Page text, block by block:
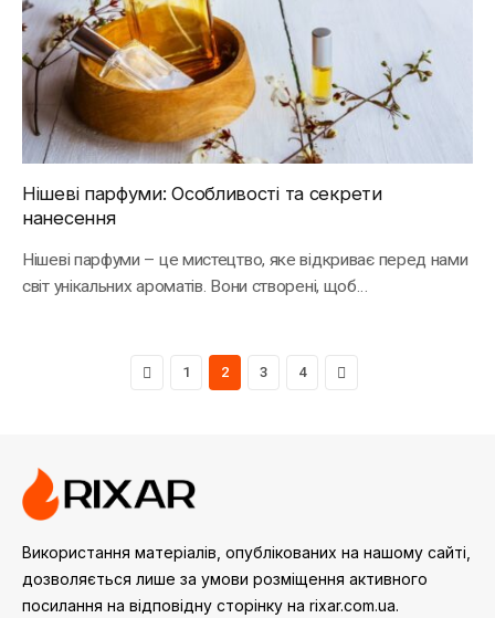
Нішеві парфуми: Особливості та секрети
нанесення
Нішеві парфуми – це мистецтво, яке відкриває перед нами
світ унікальних ароматів. Вони створені, щоб…
Previous
1 2 3 4 Next
Використання матеріалів, опублікованих на нашому сайті,
дозволяється лише за умови розміщення активного
посилання на відповідну сторінку на rixar.com.ua.